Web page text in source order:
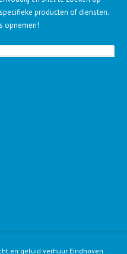
producten of diensten.
opnemen!
en geluid verhuur Eindhoven